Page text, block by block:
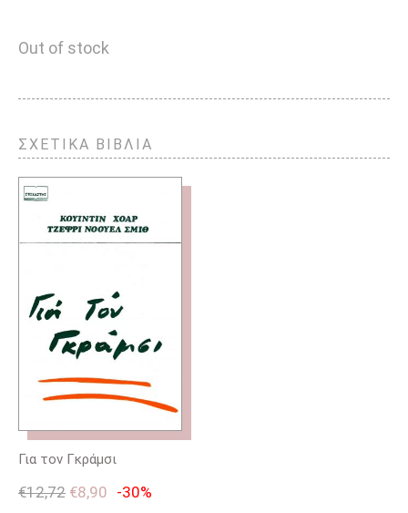
Out of stock
ΣΧΕΤΙΚΑ ΒΙΒΛΙΑ
Για τον Γκράμσι
€12,72 €8,90 -30%